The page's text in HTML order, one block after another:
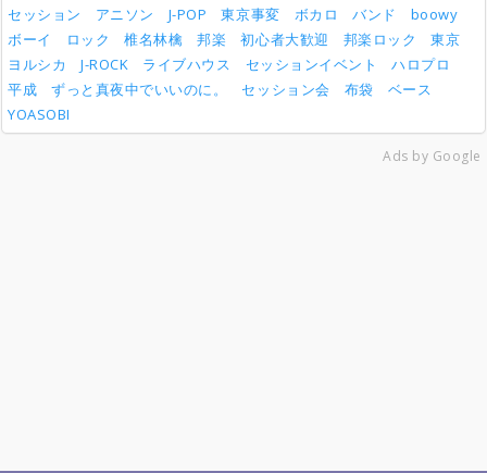
セッション アニソン J-POP 東京事変 ボカロ バンド
boowy
ボーイ
ロック 椎名林檎 邦楽 初心者大歓迎 邦楽ロック
東京
ヨルシカ
J-ROCK ライブハウス セッションイベント
ハロプロ
平成
ずっと真夜中でいいのに。 セッション会 布袋
ベース
YOASOBI
Ads by Google